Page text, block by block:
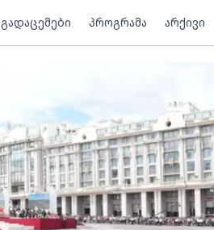
გადაცემები პროგრამა არქივი